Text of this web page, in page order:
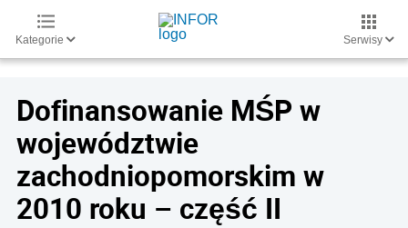
Kategorie Serwisy
Dofinansowanie MŚP w
województwie
zachodniopomorskim w
2010 roku – część II